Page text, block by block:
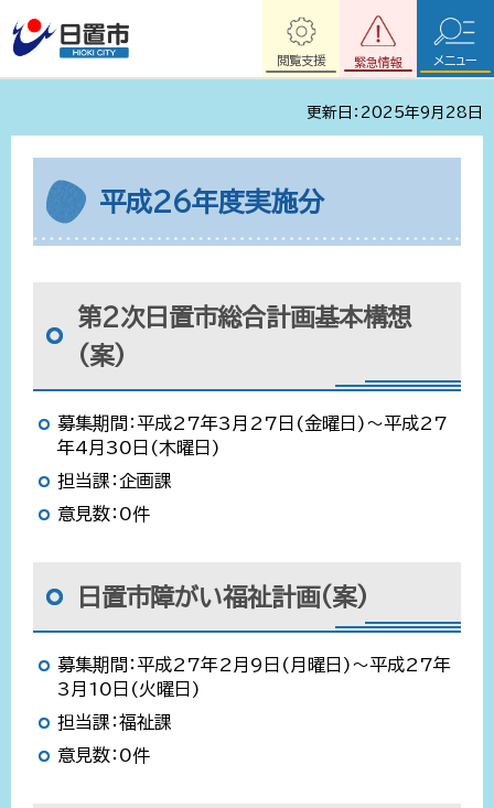
緊急情報
閲覧支援 メニュー
更新日：2025年9月28日
平成26年度実施分
第2次日置市総合計画基本構想
(案)
募集期間：平成27年3月27日(金曜日)～平成27
年4月30日(木曜日)
担当課：企画課
意見数：0件
日置市障がい福祉計画(案)
募集期間：平成27年2月9日(月曜日)～平成27年
3月10日(火曜日)
担当課：福祉課
意見数：0件